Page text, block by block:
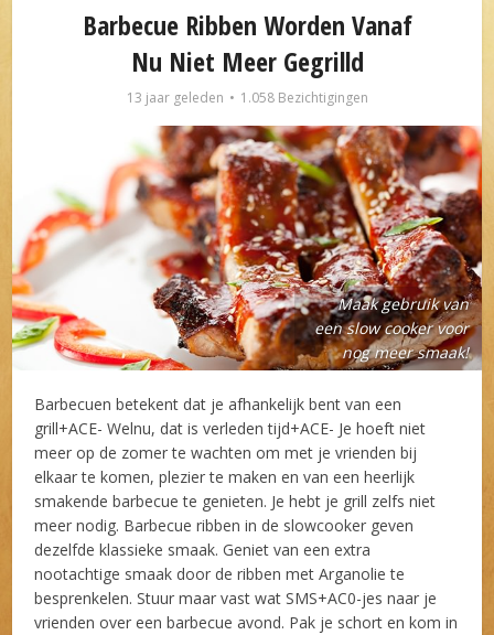
Barbecue Ribben Worden Vanaf
Nu Niet Meer Gegrilld
13 jaar geleden 1.058 Bezichtigingen
Maak gebruik van
een slow cooker voor
nog meer smaak!
Barbecuen betekent dat je afhankelijk bent van een
grill+ACE- Welnu, dat is verleden tijd+ACE- Je hoeft niet
meer op de zomer te wachten om met je vrienden bij
elkaar te komen, plezier te maken en van een heerlijk
smakende barbecue te genieten. Je hebt je grill zelfs niet
meer nodig. Barbecue ribben in de slowcooker geven
dezelfde klassieke smaak. Geniet van een extra
nootachtige smaak door de ribben met Arganolie te
besprenkelen. Stuur maar vast wat SMS+AC0-jes naar je
vrienden over een barbecue avond. Pak je schort en kom in